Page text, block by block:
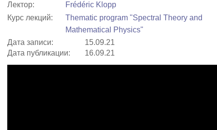
Лектор:
Frédéric Klopp
Курс лекций:
Thematic program "Spectral Theory and
Mathematical Physics"
Дата записи:
15.09.21
Дата публикации:
16.09.21